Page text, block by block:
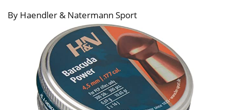
By Haendler & Natermann Sport